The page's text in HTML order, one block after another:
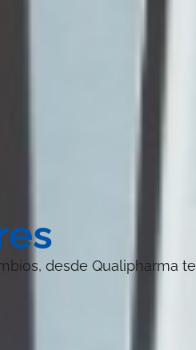
desde Qualipharma te